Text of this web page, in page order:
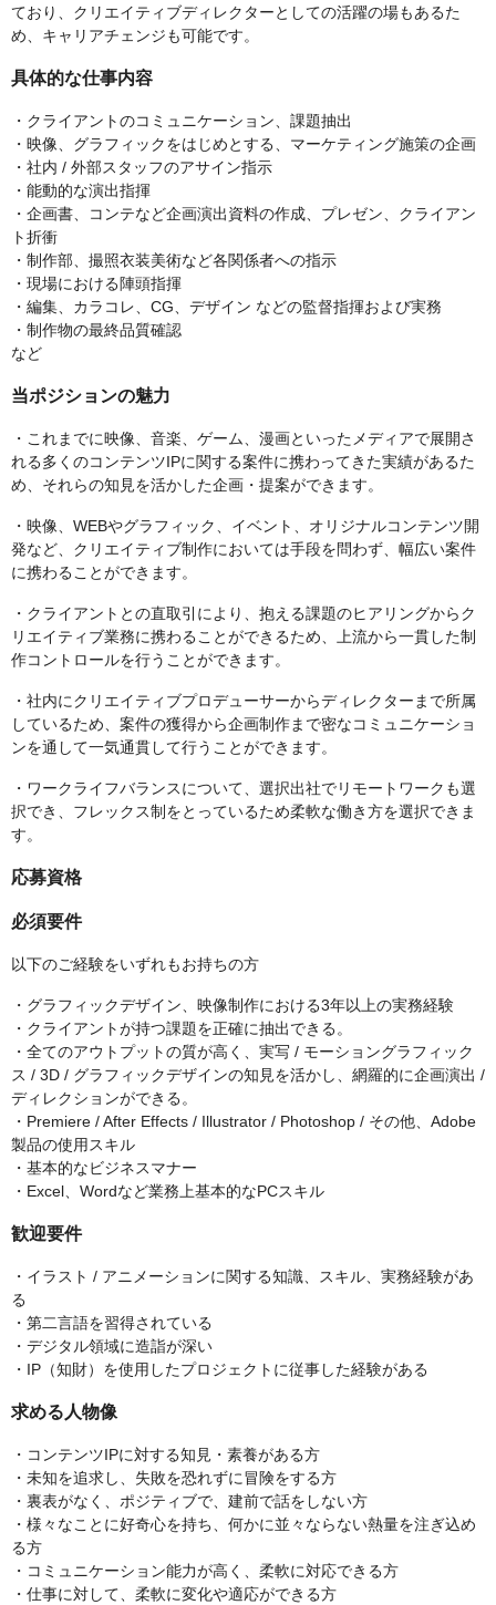
ており、クリエイティブディレクターとしての活躍の場もあるた
め、キャリアチェンジも可能です。
具体的な仕事内容
・クライアントのコミュニケーション、課題抽出
・映像、グラフィックをはじめとする、マーケティング施策の企画
・社内 / 外部スタッフのアサイン指示
・能動的な演出指揮
・企画書、コンテなど企画演出資料の作成、プレゼン、クライアン
ト折衝
・制作部、撮照衣装美術など各関係者への指示
・現場における陣頭指揮
・編集、カラコレ、CG、デザイン などの監督指揮および実務
・制作物の最終品質確認
など
当ポジションの魅力
・これまでに映像、音楽、ゲーム、漫画といったメディアで展開さ
れる多くのコンテンツIPに関する案件に携わってきた実績があるた
め、それらの知見を活かした企画・提案ができます。
・映像、WEBやグラフィック、イベント、オリジナルコンテンツ開
発など、クリエイティブ制作においては手段を問わず、幅広い案件
に携わることができます。
・クライアントとの直取引により、抱える課題のヒアリングからク
リエイティブ業務に携わることができるため、上流から一貫した制
作コントロールを行うことができます。
・社内にクリエイティブプロデューサーからディレクターまで所属
しているため、案件の獲得から企画制作まで密なコミュニケーショ
ンを通して一気通貫して行うことができます。
・ワークライフバランスについて、選択出社でリモートワークも選
択でき、フレックス制をとっているため柔軟な働き方を選択できま
す。
応募資格
必須要件
以下のご経験をいずれもお持ちの方
・グラフィックデザイン、映像制作における3年以上の実務経験
・クライアントが持つ課題を正確に抽出できる。
・全てのアウトプットの質が高く、実写 / モーショングラフィック
ス / 3D / グラフィックデザインの知見を活かし、網羅的に企画演出 /
ディレクションができる。
・Premiere / After Effects / Illustrator / Photoshop / その他、Adobe
製品の使用スキル
・基本的なビジネスマナー
・Excel、Wordなど業務上基本的なPCスキル
歓迎要件
・イラスト / アニメーションに関する知識、スキル、実務経験があ
る
・第二言語を習得されている
・デジタル領域に造詣が深い
・IP（知財）を使用したプロジェクトに従事した経験がある
求める人物像
・コンテンツIPに対する知見・素養がある方
・未知を追求し、失敗を恐れずに冒険をする方
・裏表がなく、ポジティブで、建前で話をしない方
・様々なことに好奇心を持ち、何かに並々ならない熱量を注ぎ込め
る方
・コミュニケーション能力が高く、柔軟に対応できる方
・仕事に対して、柔軟に変化や適応ができる方